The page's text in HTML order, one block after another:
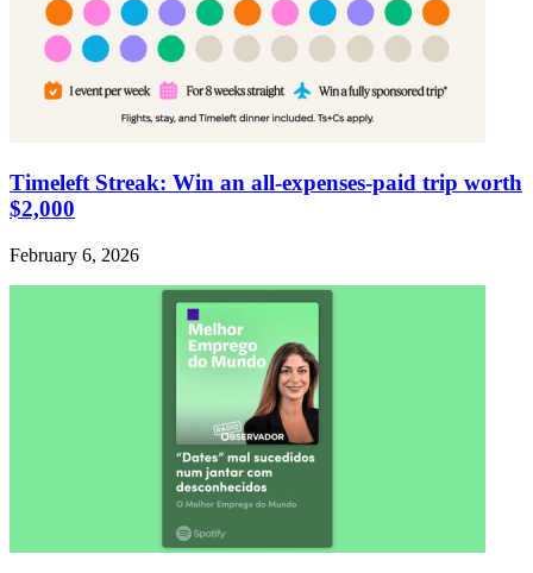
Timeleft Streak: Win an all-expenses-paid trip worth
$2,000
February 6, 2026